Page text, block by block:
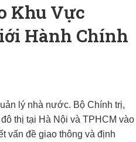
Khu Vực
Hành Chính
lý nhà nước. Bộ Chính trị,
thị tại Hà Nội và TPHCM vào
vấn đề giao thông và định